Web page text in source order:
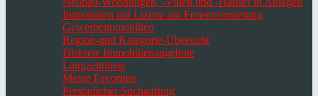
Immobilien mit Lizenz zur Ferienvermietung
Gewerbeimmobilien
Region-und Kategorie-Übersicht
Diskrete Immobilienangebote
Langzeitmiete
Meine Favoriten
Persönlicher Suchauftrag